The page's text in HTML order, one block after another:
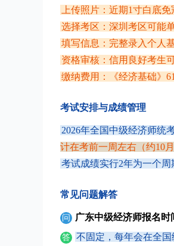
上传照片：近期1寸白底
选择考区：深圳考区可能
填写信息：完整录入个人
资格审核：信用良好考生
缴纳费用：《经济基础》
考试安排与成绩管理
2026年全国中级经济师统
计在考前一周左右（约10
考试成绩实行2年为一个周
常见问题解答
问 广东中级经济师报名时
答 不固定，每年会在全国